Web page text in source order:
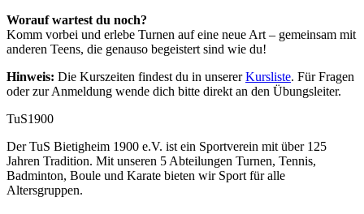
Worauf wartest du noch?
Komm vorbei und erlebe Turnen auf eine neue Art – gemeinsam mit
anderen Teens, die genauso begeistert sind wie du!
Hinweis: Die Kurszeiten findest du in unsererKursliste. Für Fragen
oder zur Anmeldung wende dich bitte direkt an den Übungsleiter.
TuS1900
Der TuS Bietigheim 1900 e.V. ist ein Sportverein mit über 125
Jahren Tradition. Mit unseren 5 Abteilungen Turnen, Tennis,
Badminton, Boule und Karate bieten wir Sport für alle
Altersgruppen.